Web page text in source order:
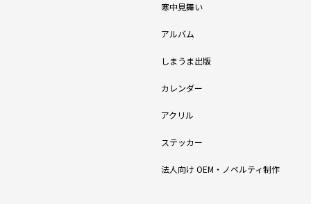
寒中見舞い
アルバム
しまうま出版
カレンダー
アクリル
ステッカー
法人向け OEM・ノベルティ制作